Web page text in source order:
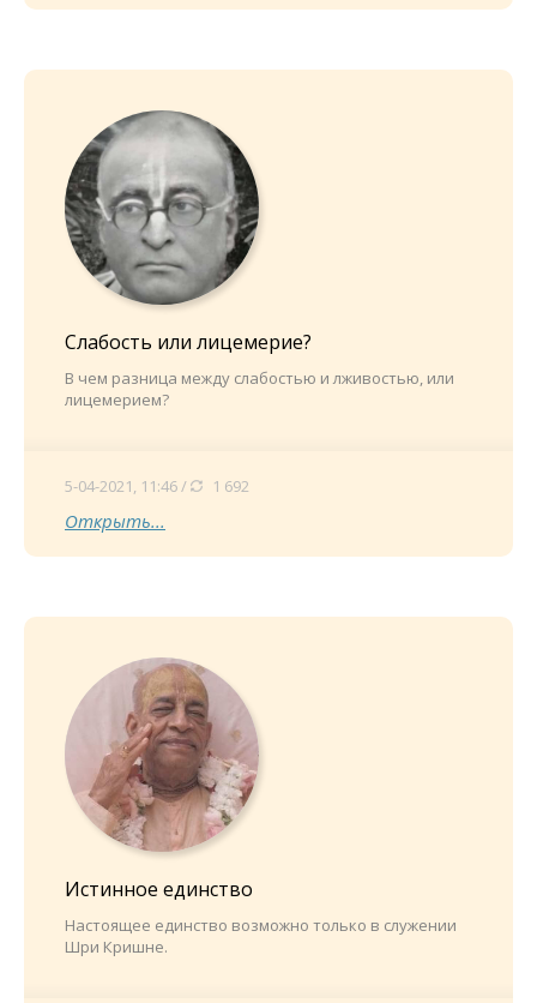
Слабость или лицемерие?
В чем разница между слабостью и лживостью, или
лицемерием?
5-04-2021, 11:46 / 1 692
Открыть...
Истинное единство
Настоящее единство возможно только в служении
Шри Кришне.